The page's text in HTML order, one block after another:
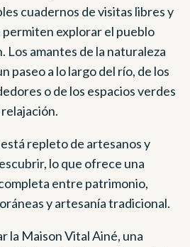
cuadernos de visitas libres y
permiten explorar el pueblo
Los amantes de la naturaleza
paseo a lo largo del río, de los
o de los espacios verdes
repleto de artesanos y
lo que ofrece una
entre patrimonio,
y artesanía tradicional.
la Maison Vital Ainé, una